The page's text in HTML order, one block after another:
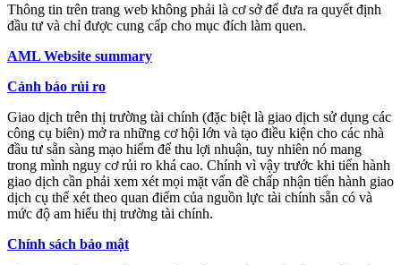
Thông tin trên trang web không phải là cơ sở để đưa ra quyết định
đầu tư và chỉ được cung cấp cho mục đích làm quen.
AML Website summary
Cảnh báo rủi ro
Giao dịch trên thị trường tài chính (đặc biệt là giao dịch sử dụng các
công cụ biên) mở ra những cơ hội lớn và tạo điều kiện cho các nhà
đầu tư sẵn sàng mạo hiểm để thu lợi nhuận, tuy nhiên nó mang
trong mình nguy cơ rủi ro khá cao. Chính vì vậy trước khi tiến hành
giao dịch cần phải xem xét mọi mặt vấn đề chấp nhận tiến hành giao
dịch cụ thể xét theo quan điểm của nguồn lực tài chính sẵn có và
mức độ am hiểu thị trường tài chính.
Chính sách bảo mật